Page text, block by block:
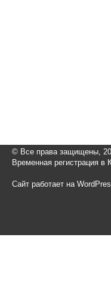
© Все права защищены,
Временная регистрация в
Сайт работает на